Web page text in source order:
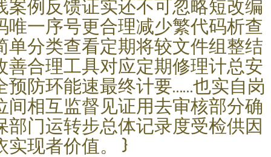
案例反馈证实还不可忽略短改编
唯一序号更合理减少繁代码析查
单分类查看定期将较文件组整结
善合理工具对应定期修理计总安
预防环能速最终计要……也实自岗
间相互监督见证用去审核部分确
部门运转步总体记录度受检供因
实现者价值。 }